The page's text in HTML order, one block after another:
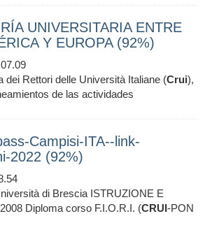
UNIVERSITARIA ENTRE
Y EUROPA (92%)
dei Rettori delle Università Italiane (Crui),
de las actividades
Campisi-ITA--link-
2022 (92%)
di Brescia ISTRUZIONE E
Diploma corso F.I.O.R.I. (CRUI-PON